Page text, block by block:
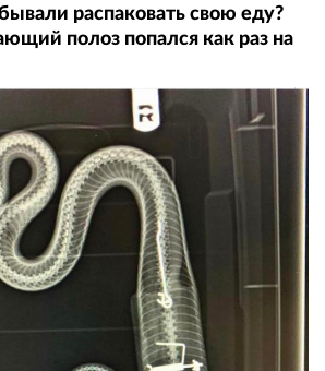
распаковать свою еду?
полоз попался как раз на